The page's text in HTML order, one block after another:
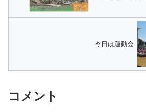
今日は運動会
コメント